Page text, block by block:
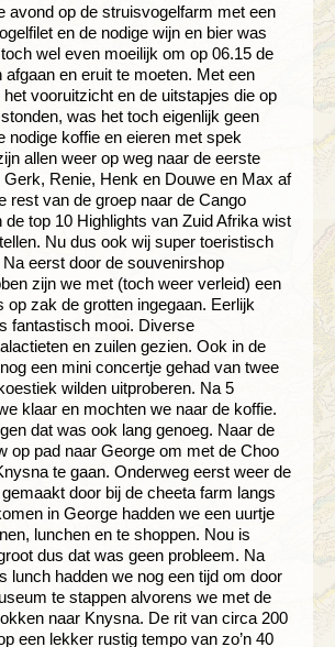
avond op de struisvogelfarm met een
en de nodige wijn en bier was
wel even moeilijk om op 06.15 de
en eruit te moeten. Met een
het vooruitzicht en de uitstapjes die op
was het toch eigenlijk geen
nodige koffie en eieren met spek
allen weer op weg naar de eerste
Renie, Henk en Douwe en Max af
rest van de groep naar de Cango
top 10 Highlights van Zuid Afrika wist
Nu dus ook wij super toeristisch
eerst door de souvenirshop
zijn we met (toch weer verleid) een
op zak de grotten ingegaan. Eerlijk
fantastisch mooi. Diverse
en zuilen gezien. Ook in de
een mini concertje gehad van twee
wilden uitproberen. Na 5
klaar en mochten we naar de koffie.
dat was ook lang genoeg. Naar de
op pad naar George om met de Choo
te gaan. Onderweg eerst weer de
door bij de cheeta farm langs
in George hadden we een uurtje
lunchen en te shoppen. Nou is
dus dat was geen probleem. Na
lunch hadden we nog een tijd om door
te stappen alvorens we met de
naar Knysna. De rit van circa 200
een lekker rustig tempo van zo’n 40